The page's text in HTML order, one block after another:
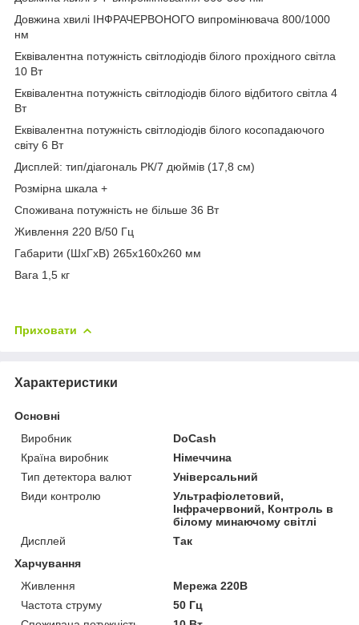
Довжина хвилі ІНФРАЧЕРВОНОГО випромінювача 800/1000
нм
Еквівалентна потужність світлодіодів білого прохідного світла
10 Вт
Еквівалентна потужність світлодіодів білого відбитого світла 4
Вт
Еквівалентна потужність світлодіодів білого косопадаючого
світу 6 Вт
Дисплей: тип/діагональ РК/7 дюймів (17,8 см)
Розмірна шкала +
Споживана потужність не більше 36 Вт
Живлення 220 В/50 Гц
Габарити (ШхГхВ) 265х160х260 мм
Вага 1,5 кг
Приховати
Характеристики
Основні
Виробник
DoCash
Країна виробник
Німеччина
Тип детектора валют
Універсальний
Види контролю
Ультрафіолетовий,
Інфрачервоний, Контроль в
білому минаючому світлі
Дисплей
Так
Харчування
Живлення
Мережа 220В
Частота струму
50 Гц